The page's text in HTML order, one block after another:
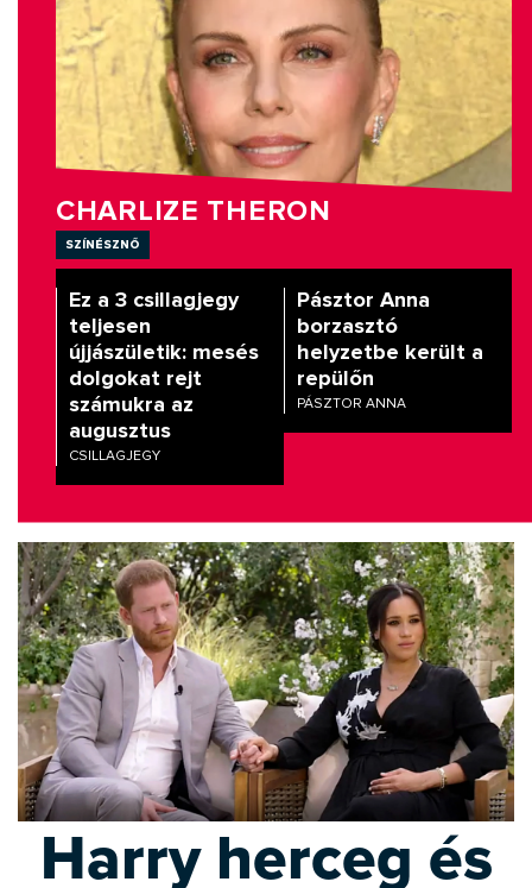
CHARLIZE THERON
színésznő
Ez a 3 csillagjegy
teljesen
újjászületik: mesés
dolgokat rejt
számukra az
augusztus
CSILLAGJEGY
Pásztor Anna
borzasztó
helyzetbe került a
repülőn
PÁSZTOR ANNA
Harry herceg és